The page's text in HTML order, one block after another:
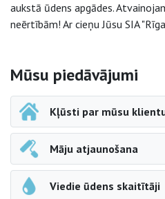
aukstā ūdens apgādes.
neērtībām! Ar cieņu Jūsu SIA
Sāna navigācija
Mūsu piedāvājumi
Kļūsti par mūsu
Māju atjaunošana
Viedie ūdens skaitītāji